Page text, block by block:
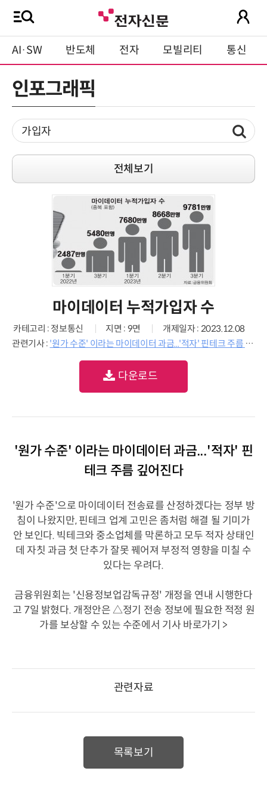
AI·SW 반도체 전자 모빌리티 통신
인포그래픽
전체보기
마이데이터 누적가입자 수
카테고리 : 정보통신 지면 : 9면
개제일자 : 2023.12.08
관련기사 : '원가 수준' 이라는 마이데이터 과금...'적자' 핀테크 주름 깊어진다
다운로드
'원가 수준' 이라는 마이데이터 과금...'적자' 핀
테크 주름 깊어진다
'원가 수준'으로 마이데이터 전송료를 산정하겠다는 정부 방
침이 나왔지만, 핀테크 업계 고민은 좀처럼 해결 될 기미가
안 보인다. 빅테크와 중소업체를 막론하고 모두 적자 상태인
데 자칫 과금 첫 단추가 잘못 꿰어져 부정적 영향을 미칠 수
있다는 우려다.
금융위원회는 '신용정보업감독규정' 개정을 연내 시행한다
고 7일 밝혔다. 개정안은 △정기 전송 정보에 필요한 적정 원
가를 보상할 수 있는 수준에서 기사 바로가기 >
관련자료
목록보기